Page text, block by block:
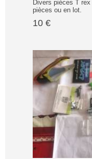
Divers pièces T
pièces ou en lot.
10 €